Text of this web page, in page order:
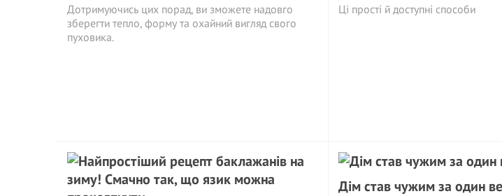
Дотримуючись цих порад, ви зможете надовго
зберегти тепло, форму та охайний вигляд свого
пуховика.
Ці прості й доступні способи
Дім став чужим за один